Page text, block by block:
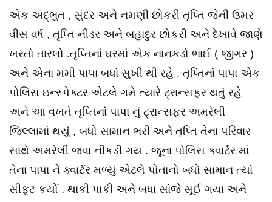
એક અદ્ભુત , સુંદર અને નમણી છોકરી તૃપ્તિ જેની ઉમર
વીસ વર્ષ , તૃપ્તિ નીડર અને બહાદુર છોકરી અને દેખાવે જાણે
ખરતો તારલો .તૃપ્તિનાં ઘરમાં એક નાનકડો ભાઈ ( જીગર )
અને એના મમી પાપા બધાં સુખી થી રહે . તૃપ્તિનાં પાપા એક
પોલિસ ઇન્સ્પેક્ટર એટલે ગમે ત્યારે ટ્રાન્સફર થતું રહે
અને આ વખતે તૃપ્તિનાં પાપા નું ટ્રાન્સફર અમરેલી
જિલ્લામાં થયું , બધો સામાન ભરી અને તૃપ્તિ તેના પરિવાર
સાથે અમરેલી જવા નીકડી ગય . જૂના પોલિસ ક્વાર્ટર માં
તેના પાપા ને ક્વાર્ટર મળ્યું એટલે પોતાનો બધો સામાન ત્યાં
સીફ્ટ કર્યો . થાકી પાકી અને બધા સાંજે સૂઈ ગયા અને